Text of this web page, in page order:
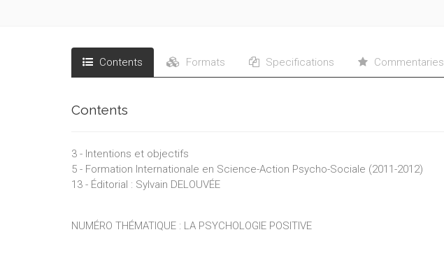
Contents Formats Specifications Commentaries
Contents
3 - Intentions et objectifs
5 - Formation Internationale en Science-Action Psycho-Sociale (2011-2012)
13 - Éditorial : Sylvain DELOUVÉE
NUMÉRO THÉMATIQUE : LA PSYCHOLOGIE POSITIVE